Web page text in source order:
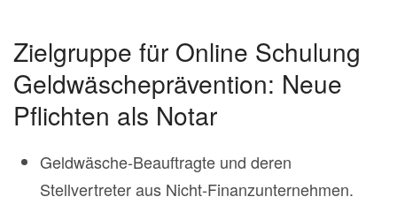
Zielgruppe für Online Schulung
Geldwäscheprävention: Neue
Pflichten als Notar
Geldwäsche-Beauftragte und deren
Stellvertreter aus Nicht-Finanzunternehmen.